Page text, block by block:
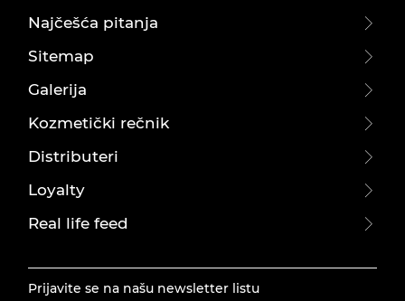
Najčešća pitanja
Sitemap
Galerija
Kozmetički rečnik
Distributeri
Loyalty
Real life feed
Prijavite se na našu newsletter listu